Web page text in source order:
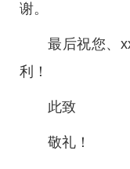
谢。
最后祝您、
利！
此致
敬礼！